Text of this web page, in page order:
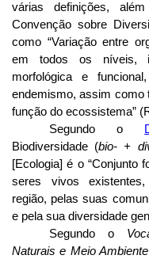
várias definições,
Convenção sobre
como “Variação entre
em todos os níveis,
morfológica e
endemismo, assim como
função do ecossistema”
Segundo o
Biodiversidade (bio- +
[Ecologia] é o “Conjunto
seres vivos
região, pelas suas
e pela sua diversidade
Segundo o
Naturais e Meio Ambiente